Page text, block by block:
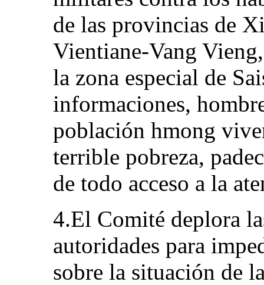
de las provincias de
Vientiane-Vang
la zona especial de
informaciones,
población hmong
terrible pobreza,
de todo acceso a la
4.El Comité deplora
autoridades para
sobre la situación de